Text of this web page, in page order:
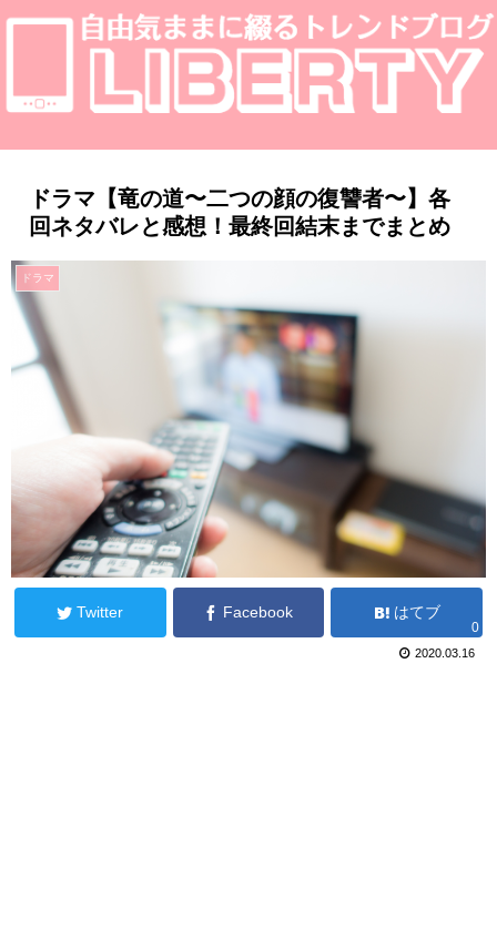
ドラマ【竜の道〜二つの顔の復讐者〜】各
回ネタバレと感想！最終回結末までまとめ
ドラマ
Twitter Facebook はてブ
0
2020.03.16